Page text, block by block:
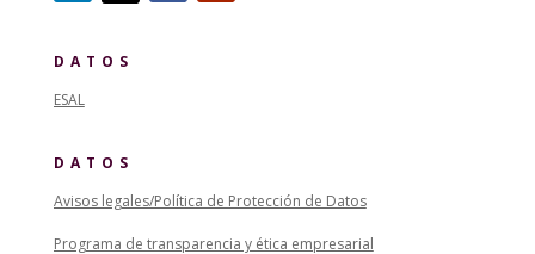
DATOS
ESAL
DATOS
Avisos legales/Política de Protección de Datos
Programa de transparencia y ética empresarial